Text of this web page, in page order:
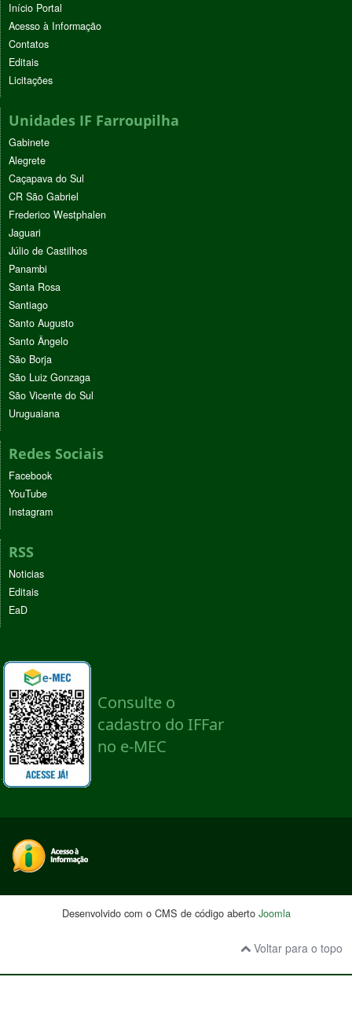
Início Portal
Acesso à Informação
Contatos
Editais
Licitações
Unidades IF Farroupilha
Gabinete
Alegrete
Caçapava do Sul
CR São Gabriel
Frederico Westphalen
Jaguari
Júlio de Castilhos
Panambi
Santa Rosa
Santiago
Santo Augusto
Santo Ângelo
São Borja
São Luiz Gonzaga
São Vicente do Sul
Uruguaiana
Redes Sociais
Facebook
YouTube
Instagram
RSS
Noticias
Editais
EaD
Desenvolvido com o CMS de código aberto Joomla
Voltar para o topo